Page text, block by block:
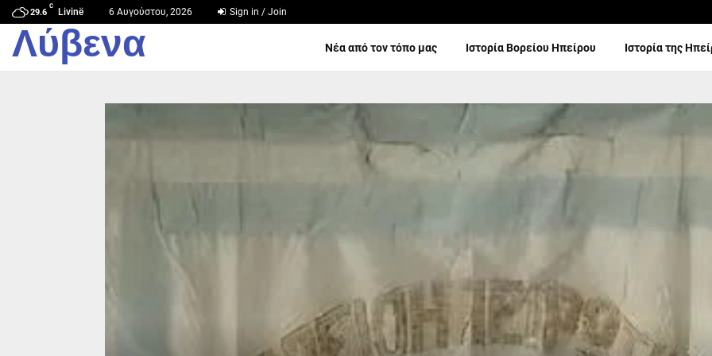
29.6
C
Livinë 6 Αυγούστου, 2026 Sign in / Join
Λύβενα Νέα από τον τόπο μας Ιστορία Βορείου Ηπείρου Ιστορία της